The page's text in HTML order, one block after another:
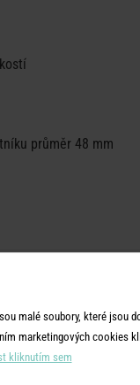
průměr 48 mm
malé soubory, které jsou
marketingových cookies
kliknutím sem